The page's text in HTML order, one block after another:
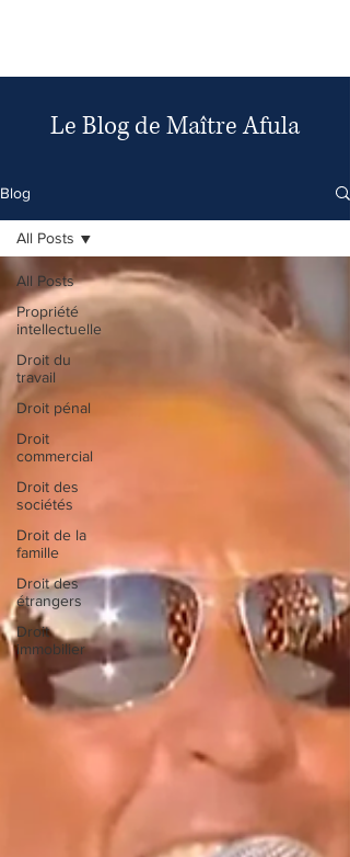
Le Blog de Maître Afula
Blog
All Posts
Propriété
intellectuelle
Droit du
travail
Droit pénal
Droit
commercial
Droit des
sociétés
Droit de la
famille
Droit des
étrangers
Droit
immobilier
All Posts